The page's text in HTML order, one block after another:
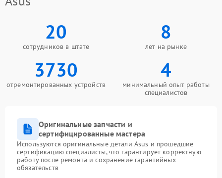
20
сотрудников в штате
8
лет на рынке
3730
отремонтированных устройств
4
минимальный опыт работы
специалистов
Оригинальные запчасти и
сертифицированные мастера
Используются оригинальные детали Asus и прошедшие
сертификацию специалисты, что гарантирует корректную
работу после ремонта и сохранение гарантийных
обязательств